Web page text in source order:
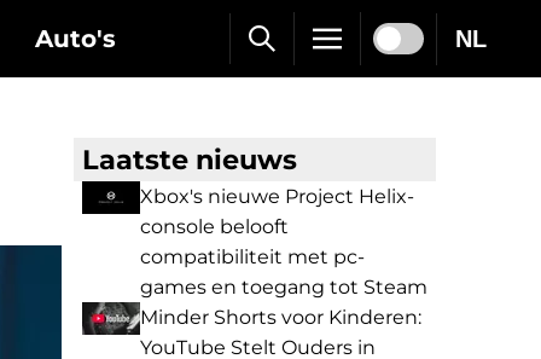
Auto's NL
Laatste nieuws
Xbox's nieuwe Project Helix-
console belooft
compatibiliteit met pc-
games en toegang tot Steam
Minder Shorts voor Kinderen:
YouTube Stelt Ouders in